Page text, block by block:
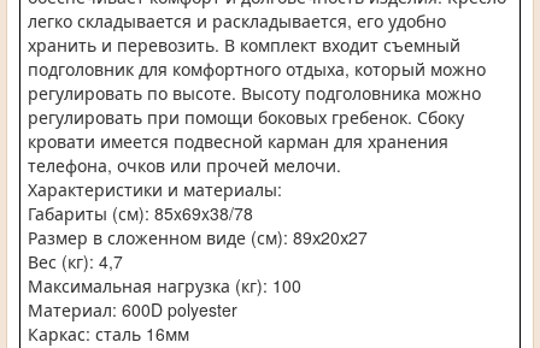
легко складывается и раскладывается, его удобно
хранить и перевозить. В комплект входит съемный
подголовник для комфортного отдыха, который можно
регулировать по высоте. Высоту подголовника можно
регулировать при помощи боковых гребенок. Сбоку
кровати имеется подвесной карман для хранения
телефона, очков или прочей мелочи.
Характеристики и материалы:
Габариты (см): 85x69x38/78
Размер в сложенном виде (см): 89х20х27
Вес (кг): 4,7
Максимальная нагрузка (кг): 100
Материал: 600D polyester
Каркас: сталь 16мм